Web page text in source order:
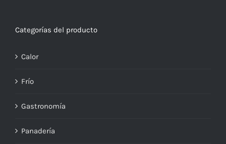
Categorías del producto
Calor
Frío
Gastronomía
Panadería